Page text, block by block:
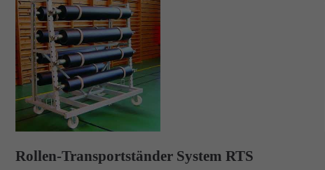
Rollen-Transportständer System RTS